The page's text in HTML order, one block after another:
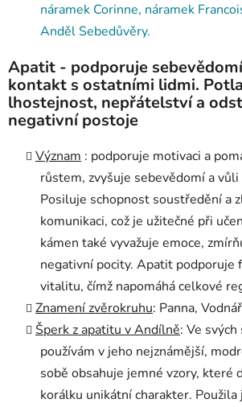
náramek Corinne, náramek
Anděl Sebedůvěry.
Apatit - podporuje
kontakt s ostatními lidmi.
lhostejnost, nepřátelství a
negativní postoje
Význam : podporuje motivaci a
růstem, zvyšuje sebevědomí a vůli
Posiluje schopnost soustředění a
komunikaci, což je užitečné při
kámen také vyvažuje emoce,
negativní pocity. Apatit podporuje
vitalitu, čímž napomáhá celkové
Znamení zvěrokruhu: Panna,
Šperk z apatitu v Andílně: Ve
používám v jeho nejznámější,
sobě obsahuje jemné vzory, které
korálku unikátní charakter.